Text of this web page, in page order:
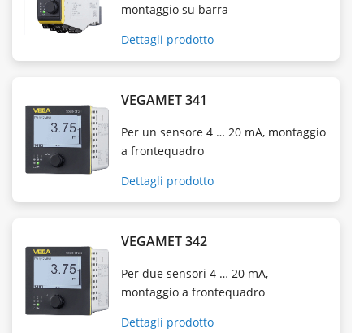
montaggio su barra
Dettagli prodotto
VEGAMET 341
Per un sensore 4 … 20 mA, montaggio
a frontequadro
Dettagli prodotto
VEGAMET 342
Per due sensori 4 … 20 mA,
montaggio a frontequadro
Dettagli prodotto